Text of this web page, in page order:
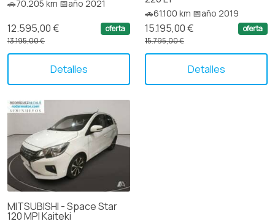
🚗70.205 km 📅año 2021
12.595,00 €
13.195,00 €
oferta
Detalles
🚗61.100 km 📅año 2019
15.195,00 €
15.795,00 €
oferta
Detalles
MITSUBISHI - Space Star
120 MPI Kaiteki